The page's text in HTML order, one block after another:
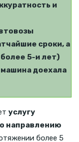
и
сроки, а
5-и лет)
доехала
услугу
направлению
более 5